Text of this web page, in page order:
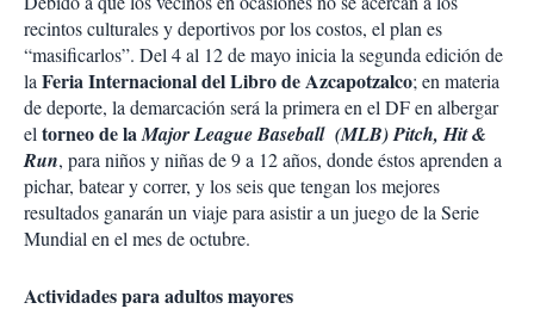
recintos culturales y deportivos por los costos, el plan es
“masificarlos”. Del 4 al 12 de mayo inicia la segunda edición de
la Feria Internacional del Libro de Azcapotzalco; en materia
de deporte, la demarcación será la primera en el DF en albergar
el torneo de laMajor League Baseball (MLB) Pitch, Hit &
Run, para niños y niñas de 9 a 12 años, donde éstos aprenden a
pichar, batear y correr, y los seis que tengan los mejores
resultados ganarán un viaje para asistir a un juego de la Serie
Mundial en el mes de octubre.
Actividades para adultos mayores